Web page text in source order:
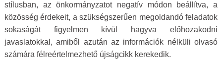
stílusban, az önkormányzatot negatív módon beállítva, a
közösség érdekeit, a szükségszerűen megoldandó feladatok
sokaságát figyelmen kívül hagyva előhozakodni
javaslatokkal, amiből azután az információk nélküli olvasó
számára félreértelmezhető újságcikk kerekedik.